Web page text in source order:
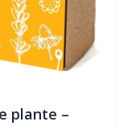
plante –